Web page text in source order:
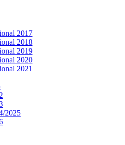
2017
2018
2019
2020
2021
2025